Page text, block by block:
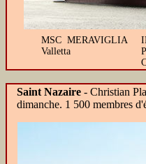
MSC MERAVIGLIA
Valletta
Saint Nazaire - Christian
dimanche. 1 500 membres